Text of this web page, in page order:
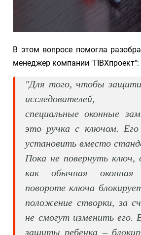
В этом вопросе помогла
менеджер компании "ПВХпроект":
"Для того, чтобы
исследователей,
специальные оконные
это ручка с ключом.
установить вместо
Пока не повернуть ключ,
как обычная
повороте ключа
положение створки, за
не смогут изменить его.
защиты ребенка –